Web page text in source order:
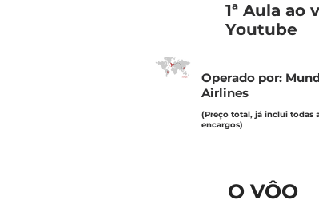
1ª Aula ao
Youtube
Operado por:
Airlines
(Preço total, já inclui todas
encargos)
O VÔO